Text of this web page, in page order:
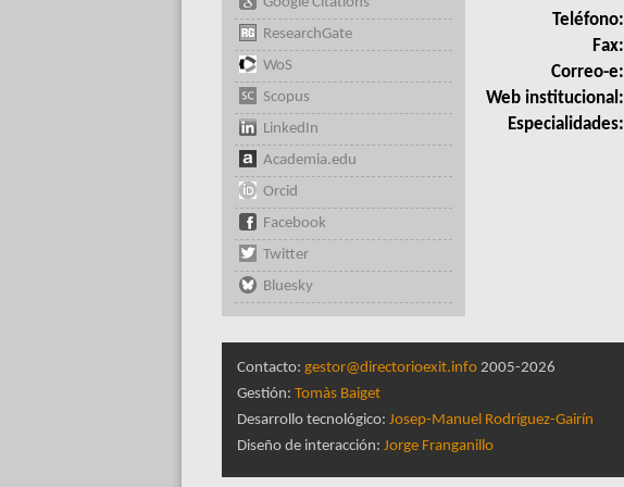
ResearchGate
WoS
Scopus
LinkedIn
Academia.edu
Orcid
Facebook
Twitter
Bluesky
Teléfono:
Fax:
Correo-e:
Web institucional:
Especialidades:
Contacto: gestor@directorioexit.info 2005-2026
Gestión: Tomàs Baiget
Desarrollo tecnológico: Josep-Manuel Rodríguez-Gairín
Diseño de interacción: Jorge Franganillo